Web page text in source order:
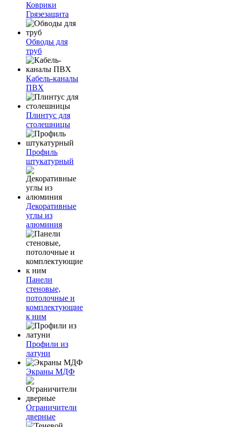
Коврики
Грязезащита
Обводы для
труб
Кабель-каналы
ПВХ
Плинтус для
столешницы
Профиль
штукатурный
Декоративные
углы из
алюминия
Панели
стеновые,
потолочные и
комплектующие
к ним
Профили из
латуни
Экраны МДФ
Ограничители
дверные